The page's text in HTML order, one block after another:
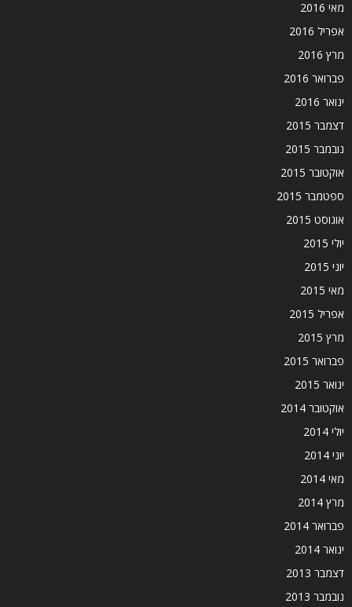
מאי 2016
אפריל 2016
מרץ 2016
פברואר 2016
ינואר 2016
דצמבר 2015
נובמבר 2015
אוקטובר 2015
ספטמבר 2015
אוגוסט 2015
יולי 2015
יוני 2015
מאי 2015
אפריל 2015
מרץ 2015
פברואר 2015
ינואר 2015
אוקטובר 2014
יולי 2014
יוני 2014
מאי 2014
מרץ 2014
פברואר 2014
ינואר 2014
דצמבר 2013
נובמבר 2013